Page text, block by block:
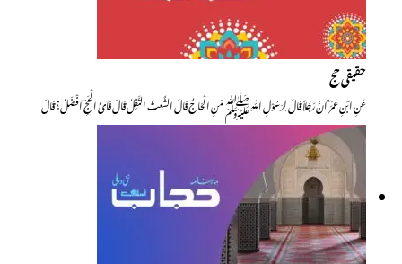
حقیقی حج
عَنِ ابْنِ عُمَرَ ؓ اَنَّ رَجُلاً قَالَ لِرَسُوْلِ اللّٰہِ ﷺ مَنِ الْحَاجُّ قَالَ الشَّعِثُ التَّفِلُ قَالَ فَاَیُّ الْحَجِّ اَفْضَلُ؟ قَالَ…